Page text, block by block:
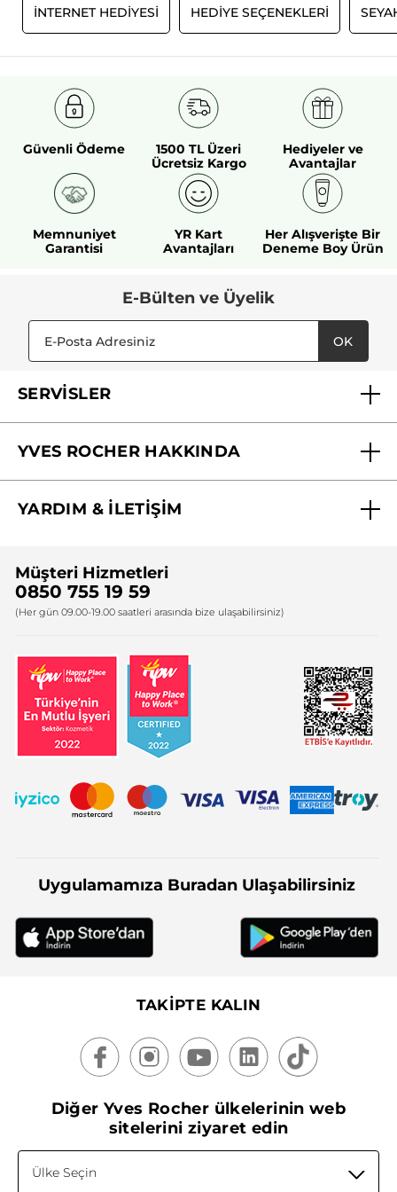
değeri
İNTERNET HEDİYESİ HEDİYE SEÇENEKLERİ
Güvenli Ödeme
1500 TL Üzeri
Ücretsiz Kargo
Hediyeler ve
Avantajlar
Memnuniyet
Garantisi
YR Kart
Avantajları
Her Alışverişte Bir
Deneme Boy Ürün
E-Bülten ve Üyelik
OK
SERVİSLER
YVES ROCHER HAKKINDA
Yves Rocher Vakfı
YARDIM & İLETİŞİM
Bize Ulaşın
Firma Bilgileri
Müşteri Hizmetleri
0850 755 19 59
(Her gün 09.00-19.00 saatleri arasında bize ulaşabilirsiniz)
Uygulamamıza Buradan Ulaşabilirsiniz
TAKİPTE KALIN
Diğer Yves Rocher ülkelerinin web
sitelerini ziyaret edin
Ülke Seçin